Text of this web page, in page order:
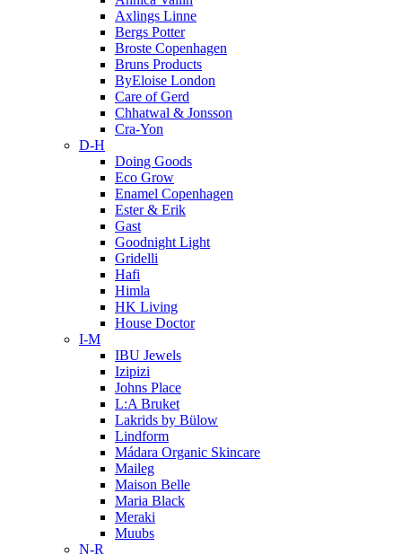
Axlings Linne
Bergs Potter
Broste Copenhagen
Bruns Products
ByEloise London
Care of Gerd
Chhatwal & Jonsson
Cra-Yon
D-H
Doing Goods
Eco Grow
Enamel Copenhagen
Ester & Erik
Gast
Goodnight Light
Gridelli
Hafi
Himla
HK Living
House Doctor
I-M
IBU Jewels
Izipizi
Johns Place
L:A Bruket
Lakrids by Bülow
Lindform
Mádara Organic Skincare
Maileg
Maison Belle
Maria Black
Meraki
Muubs
N-R